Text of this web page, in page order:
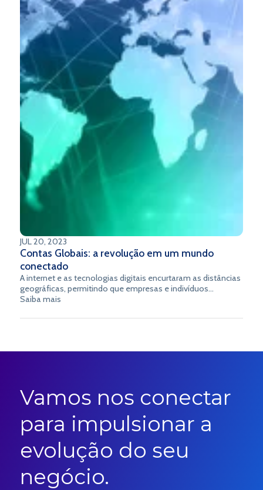
variados segmentos econômicos.
JUL 20, 2023
Contas Globais: a revolução em um mundo
conectado
A internet e as tecnologias digitais encurtaram as distâncias
geográficas, permitindo que empresas e indivíduos
estabeleçam conexões além das fronteiras tradicionais.
uma poderosa ferramenta para facilitar transações e
Saiba mais
Vamos nos conectar
para impulsionar a
evolução do seu
negócio.